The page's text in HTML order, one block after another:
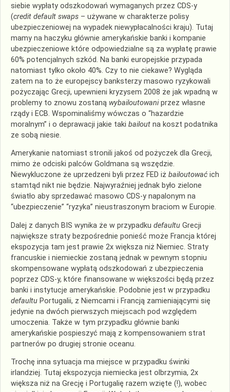
siebie wypłaty odszkodowań wymaganych przez CDS-y
(credit default swaps – używane w charakterze polisy
ubezpieczeniowej na wypadek niewypłacalności kraju). Tutaj
mamy na haczyku głównie amerykańskie banki i kompanie
ubezpieczeniowe które odpowiedzialne są za wypłatę prawie
60% potencjalnych szkód. Na banki europejskie przypada
natomiast tylko około 40%. Czy to nie ciekawe? Wygląda
zatem na to że europejscy banksterzy masowo ryzykowali
pożyczając Grecji, upewnieni kryzysem 2008 że jak wpadną w
problemy to znowu zostaną wybailoutowaniprzez własne
rządy i ECB. Wspominaliśmy wówczas o “hazardzie
moralnym” i o deprawacji jakie taki bailout na koszt podatnika
ze sobą niesie.
Amerykanie natomiast stronili jakoś od pożyczek dla Grecji,
mimo że odciski palców Goldmana są wszędzie.
Niewykluczone że uprzedzeni byli przez FED iż bailoutować ich
stamtąd nikt nie będzie. Najwyraźniej jednak było zielone
światło aby sprzedawać masowo CDS-y napalonym na
“ubezpieczenie” “ryzyka” nieustraszonym braciom w Europie.
Dalej z danych BIS wynika że w przypadku defaultu Grecji
największe straty bezpośrednie ponieść może Francja której
ekspozycja tam jest prawie 2x większa niż Niemiec. Straty
francuskie i niemieckie zostaną jednak w pewnym stopniu
skompensowane wypłatą odszkodowań z ubezpieczenia
poprzez CDS-y, które finansowane w większości będą przez
banki i instytucje amerykańskie. Podobnie jest w przypadku
defaultu Portugalii, z Niemcami i Francją zamieniającymi się
jedynie na dwóch pierwszych miejscach pod względem
umoczenia. Także w tym przypadku głównie banki
amerykańskie pospieszyć mają z kompensowaniem strat
partnerów po drugiej stronie oceanu.
Trochę inna sytuacja ma miejsce w przypadku świnki
irlandziej. Tutaj ekspozycja niemiecka jest olbrzymia, 2x
większa niż na Grecję i Portugalię razem wzięte (!), wobec